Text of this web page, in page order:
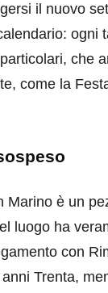
il nuovo
ogni
che
come la
Marino è un
luogo ha
con
Trenta,